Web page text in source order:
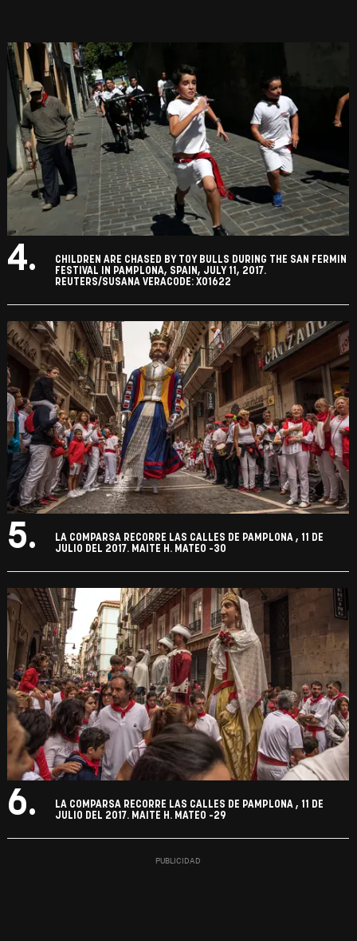
4.
CHILDREN ARE CHASED BY TOY BULLS DURING THE SAN FERMIN
FESTIVAL IN PAMPLONA, SPAIN, JULY 11, 2017.
REUTERS/SUSANA VERACODE: X01622
5.
LA COMPARSA RECORRE LAS CALLES DE PAMPLONA , 11 DE
JULIO DEL 2017. MAITE H. MATEO -30
6.
LA COMPARSA RECORRE LAS CALLES DE PAMPLONA , 11 DE
JULIO DEL 2017. MAITE H. MATEO -29